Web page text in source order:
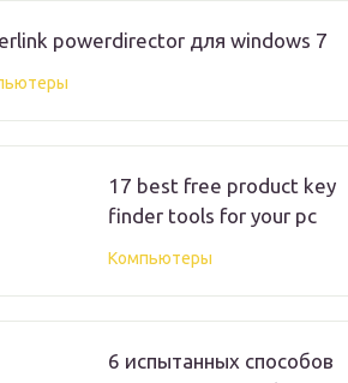
powerdirector для windows 7
17 best free product key
finder tools for your pc
Компьютеры
6 испытанных способов